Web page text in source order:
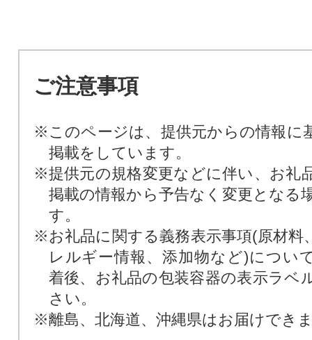
ご注意事項
※このページは、提供元からの情報に
掲載をしています。
※提供元の規格変更などに伴い、お礼
掲載の情報から予告なく変更となる
す。
※お礼品に関する義務表示事項(原材料
レルギー情報、添加物など)につい
着後、お礼品の包装容器の表示ラベ
さい。
※離島、北海道、沖縄県はお届けでき